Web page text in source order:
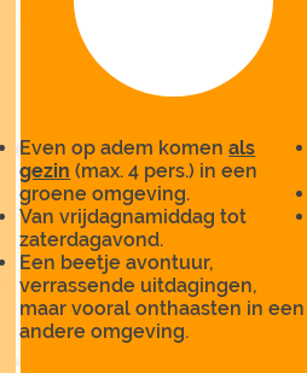
Even op adem komenals
gezin (max. 4 pers.) in een
groene omgeving.
Van vrijdagnamiddag tot
zaterdagavond.
Een beetje avontuur,
verrassende uitdagingen,
maar vooral onthaasten in een
andere omgeving.